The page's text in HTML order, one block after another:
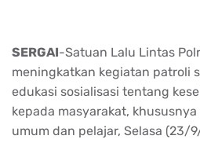
SERGAI-Satuan Lalu Lintas
meningkatkan kegiatan patroli
edukasi sosialisasi tentang
kepada masyarakat, khususnya
umum dan pelajar, Selasa (23/